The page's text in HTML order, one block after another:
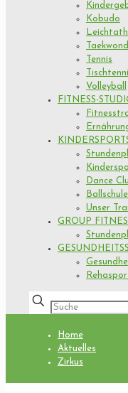
Kobudo
Tennis
Volleyball
FITNESS-
Dance
Ballschule
Unser
GROUP
Home
Aktuelles
Zirkus